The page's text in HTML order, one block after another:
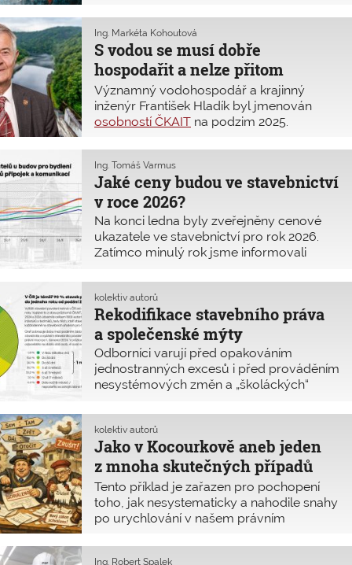
a ocenění náročné práce autorizovaných
osob z řad inženýrů, techniků a stavitelů
při přípravě, navrhování a realizaci staveb.
S vodou se musí dobře
hospodařit a nelze přitom
spoléhat jen na rozum
stavebníků
Ing. Markéta Kohoutová
Významný vodohospodář a krajinný
inženýr František Hladík byl jmenován
osobností ČKAIT na podzim 2025.
a celoživotní profesní činnost ve státním
podniku Povodí Vltavy i aktivní zapojení
do zvládání tisícileté povodně v roce 2002.
Jeho profesním heslem bylo, že každá
stavba musí splňovat základní požadavky
na stavby podle zákona s respektováním
příslušných norem. To je v dnešní
legislativně turbulentní době více než
aktuální.
Jaké ceny budou ve stavebnictví
v roce 2026?
Ing. Tomáš Varmus
Na konci ledna byly zveřejněny cenové
ukazatele ve stavebnictví pro rok 2026.
Zatímco minulý rok jsme informovali
cenových ukazatelů přibližně o 14 %,
v roce 2025 byl cenový růst již výrazně
mírnější a pohybuje se spíše v jednotkách
procent. Například u staveb pro bydlení
se jedná o 6,5 %.
Rekodifikace stavebního práva
a společenské mýty
kolektiv autorů
Odborníci varují před opakováním
jednostranných excesů i před prováděním
nesystémových změn a „školáckých“
zákona (poslanecký tisk 67/0). Další
bezprecedentní rozvolnění pravidel
výstavby a nárůst existujícího chaosu,
k němuž v posledních letech dochází,
nepřinese české společnosti nic dobrého.
Stavební právo je sice označováno jako
brzda hospodářského růstu, avšak toto
tvrzení nevychází z žádné analýzy. Je
řada dalších domněnek a nepravd.
Jako v Kocourkově aneb jeden
z mnoha skutečných případů
nepromyšleného zavádění
a opětovného rušení nových
legislativních nástrojů
kolektiv autorů
Tento příklad je zařazen pro pochopení
toho, jak nesystematicky a nahodile snahy
po urychlování v našem právním
Nejprve se v roce 2018 zavedl nový
Ing. Robert Špalek